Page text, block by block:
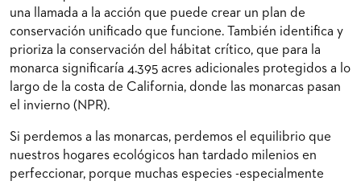
una llamada a la acción que puede crear un plan de
conservación unificado que funcione. También identifica y
prioriza la conservación del hábitat crítico, que para la
monarca significaría 4.395 acres adicionales protegidos a lo
largo de la costa de California, donde las monarcas pasan
el invierno (NPR).
Si perdemos a las monarcas, perdemos el equilibrio que
nuestros hogares ecológicos han tardado milenios en
perfeccionar, porque muchas especies -especialmente